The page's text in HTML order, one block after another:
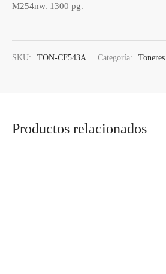
M254nw. 1300 pg.
SKU: TON-CF543A Categoría:
Productos relacionados